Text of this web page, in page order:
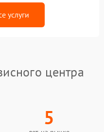
услуги
центра
5